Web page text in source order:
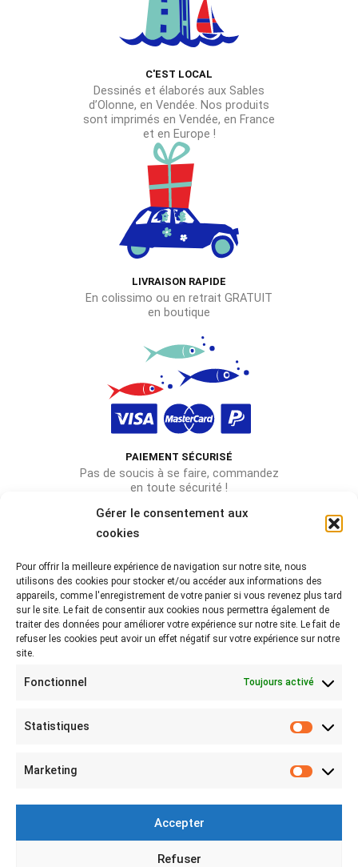
Gérer le consentement aux
cookies
Pour offrir la meilleure expérience de navigation sur notre site, nous
utilisons des cookies pour stocker et/ou accéder aux informations des
appareils, comme l'enregistrement de votre panier si vous revenez plus tard
sur le site. Le fait de consentir aux cookies nous permettra également de
traiter des données pour améliorer votre expérience sur notre site. Le fait de
refuser les cookies peut avoir un effet négatif sur votre expérience sur notre
site.
Fonctionnel Toujours activé
Statistiques
Marketing
Accepter
Refuser
C'EST LOCAL
Dessinés et élaborés aux Sables
d’Olonne, en Vendée. Nos produits
sont imprimés en Vendée, en France
et en Europe !
LIVRAISON RAPIDE
En colissimo ou en retrait GRATUIT
en boutique
PAIEMENT SÉCURISÉ
Pas de soucis à se faire, commandez
en toute sécurité !
Rejoignez-nous sur les réseaux !
Partagez-nous vos photos avec le hashtag
#lebeaubazar